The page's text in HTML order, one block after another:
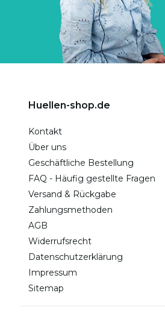
Huellen-shop.de
Kontakt
Über uns
Geschäftliche Bestellung
FAQ - Häufig gestellte Fragen
Versand & Rückgabe
Zahlungsmethoden
AGB
Widerrufsrecht
Datenschutzerklärung
Impressum
Sitemap